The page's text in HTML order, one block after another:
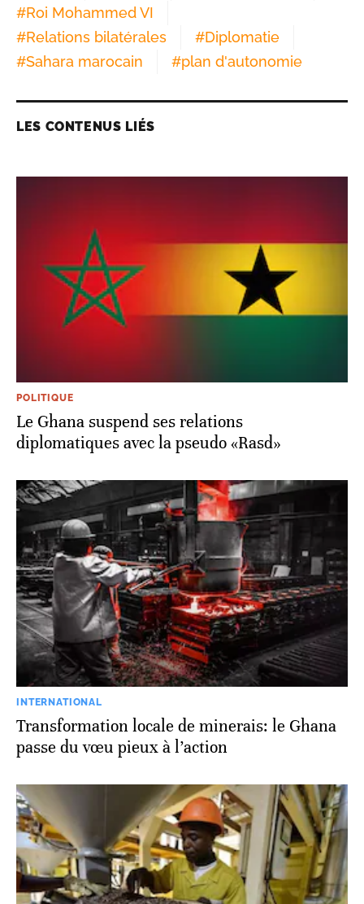
#Roi Mohammed VI
#Relations bilatérales #Diplomatie
#Sahara marocain #plan d'autonomie
LES CONTENUS LIÉS
POLITIQUE
Le Ghana suspend ses relations
diplomatiques avec la pseudo «Rasd»
INTERNATIONAL
Transformation locale de minerais: le Ghana
passe du vœu pieux à l’action